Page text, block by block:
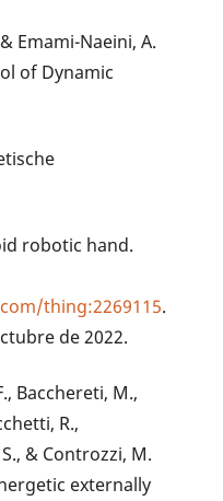
Emami-Naeini, A.
of Dynamic
robotic hand.
thing:2269115.
de 2022.
Bacchereti, M.,
R.,
& Controzzi, M.
externally